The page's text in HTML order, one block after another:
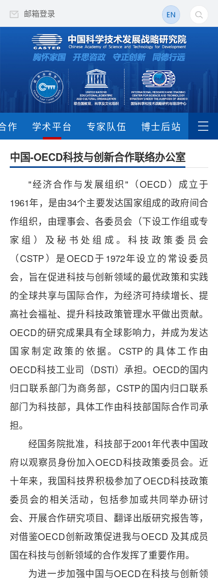
邮箱登录
作 学术平台 专家队伍 博士后站
中国-OECD科技与创新合作联络办公室
"经济合作与发展组织"（OECD）成立于
1961年，是由34个主要发达国家组成的政府间合
作组织，由理事会、各委员会（下设工作组或专
家组）及秘书处组成。科技政策委员会
（CSTP）是OECD于1972年设立的常设委员
会，旨在促进科技与创新领域的最优政策和实践
的全球共享与国际合作，为经济可持续增长、提
高社会福祉、提升科技政策管理水平做出贡献。
OECD的研究成果具有全球影响力，并成为发达
国家制定政策的依据。CSTP的具体工作由
OECD科技工业司（DSTI）承担。OECD的国内
归口联系部门为商务部，CSTP的国内归口联系
部门为科技部，具体工作由科技部国际合作司承
担。
经国务院批准，科技部于2001年代表中国政
府以观察员身份加入OECD科技政策委员会。近
十年来，我国科技界积极参加了OECD科技政策
委员会的相关活动，包括参加或共同举办研讨
会、开展合作研究项目、翻译出版研究报告等，
对借鉴OECD创新政策促进我与OECD 及其成员
国在科技与创新领域的合作发挥了重要作用。
为进一步加强中国与OECD在科技与创新领